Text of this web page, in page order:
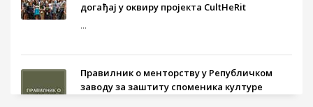
догађај у оквиру пројекта CultHeRit
...
Правилник о менторству у Републичком
заводу за заштиту споменика културе